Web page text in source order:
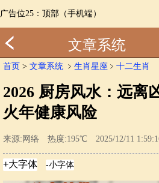
广告位25：顶部（手机端）
文章系统
首页 > 文章系统 ﹥ 生肖星座 ﹥ 十二生肖
2026 厨房风水：远离
火年健康风险
来源:网络 热度:195℃ 2025/12/11